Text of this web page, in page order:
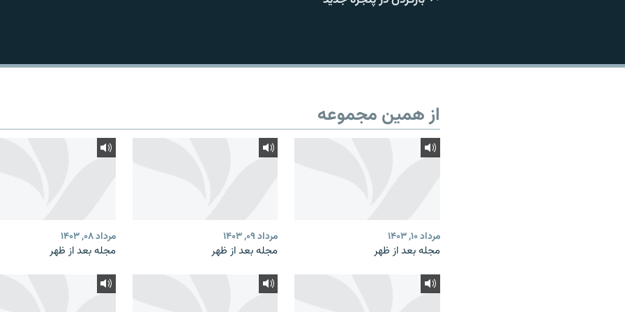
از همین مجموعه
مرداد ۱۰, ۱۴۰۳
مجله بعد از ظهر
مرداد ۰۹, ۱۴۰۳
مجله بعد از ظهر
مرداد ۰۸, ۱۴۰۳
مجله بعد از ظهر